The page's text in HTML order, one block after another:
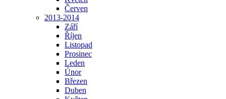
Červen
2013-2014
Září
Říjen
Listopad
Prosinec
Leden
Únor
Březen
Duben